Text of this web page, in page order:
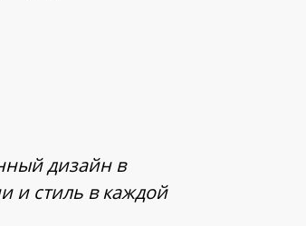
дизайн в
и стиль в каждой